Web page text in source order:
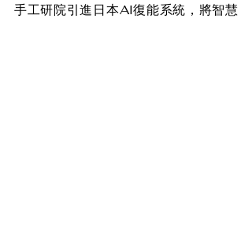
手工研院引進日本AI復能系統，將智慧